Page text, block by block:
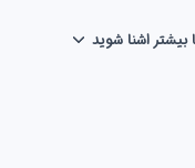
بیشتر اشنا شوید